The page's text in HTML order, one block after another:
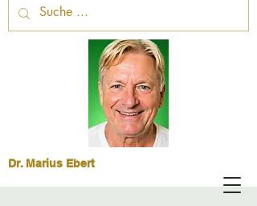
Dr. Marius Ebert